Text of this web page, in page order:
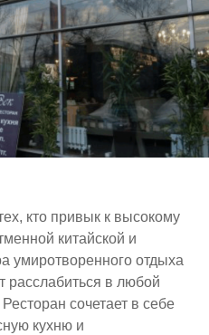
кто привык к высокому
китайской и
умиротворенного отдыха
расслабиться в любой
сочетает в себе
кухню и